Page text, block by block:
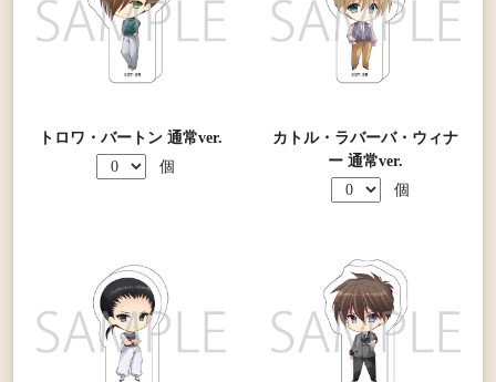
トロワ・バートン 通常ver.
個
カトル・ラバーバ・ウィナ
ー 通常ver.
個